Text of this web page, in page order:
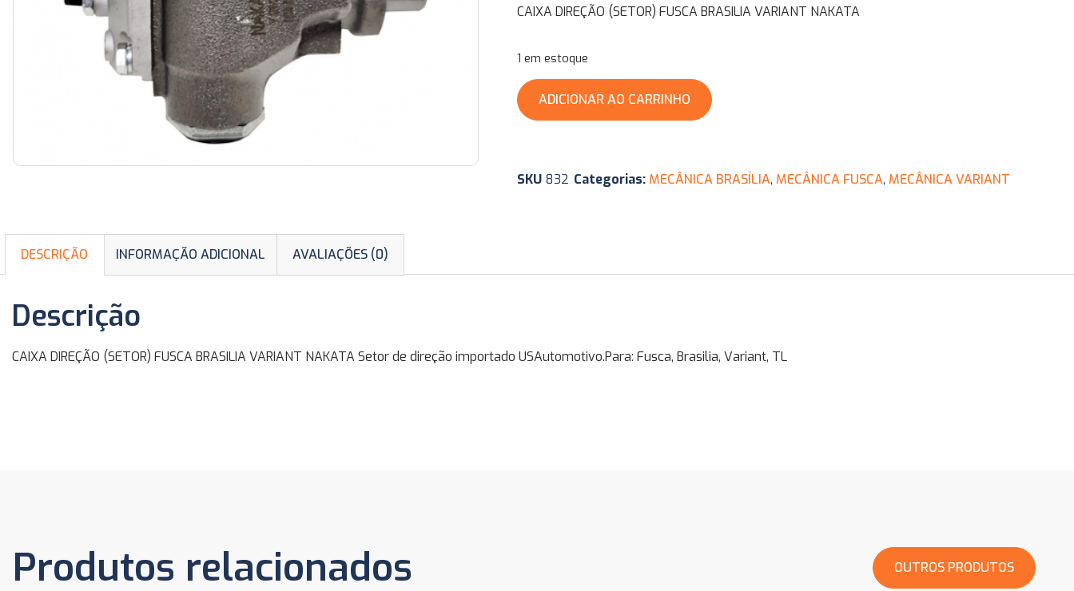
CAIXA DIREÇÃO (SETOR) FUSCA BRASILIA VARIANT NAKATA
1 em estoque
ADICIONAR AO CARRINHO
SKU 832 Categorias: MECÂNICA BRASÍLIA, MECÂNICA FUSCA, MECÂNICA VARIANT
DESCRIÇÃO INFORMAÇÃO ADICIONAL AVALIAÇÕES (0)
Descrição
CAIXA DIREÇÃO (SETOR) FUSCA BRASILIA VARIANT NAKATA Setor de direção importado USAutomotivo.Para: Fusca, Brasilia, Variant, TL
Produtos relacionados OUTROS PRODUTOS